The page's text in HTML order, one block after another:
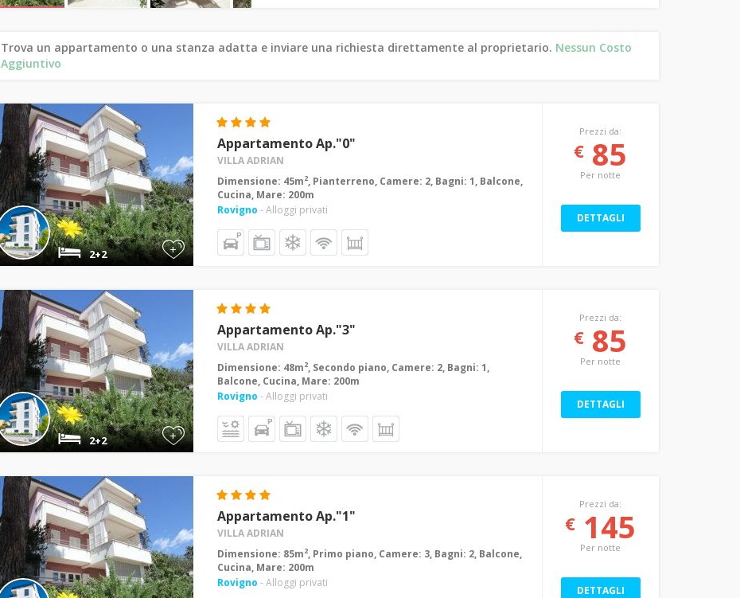
Trova un appartamento o una stanza adatta e inviare una richiesta direttamente al proprietario. Nessun Costo
Aggiuntivo
+
2+2
Appartamento Ap."0"
VILLA ADRIAN
Dimensione: 45m2, Pianterreno, Camere: 2, Bagni: 1, Balcone,
Cucina, Mare: 200m
Rovigno - Alloggi privati
Prezzi da:
€ 85
Per notte
DETTAGLI
+
2+2
Appartamento Ap."3"
VILLA ADRIAN
Dimensione: 48m2, Secondo piano, Camere: 2, Bagni: 1,
Balcone, Cucina, Mare: 200m
Rovigno - Alloggi privati
Prezzi da:
€ 85
Per notte
DETTAGLI
Appartamento Ap."1"
VILLA ADRIAN
Dimensione: 85m2, Primo piano, Camere: 3, Bagni: 2, Balcone,
Cucina, Mare: 200m
Rovigno - Alloggi privati
Prezzi da:
€ 145
Per notte
DETTAGLI